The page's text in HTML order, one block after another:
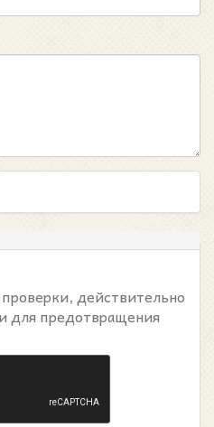
действительно
для предотвращения